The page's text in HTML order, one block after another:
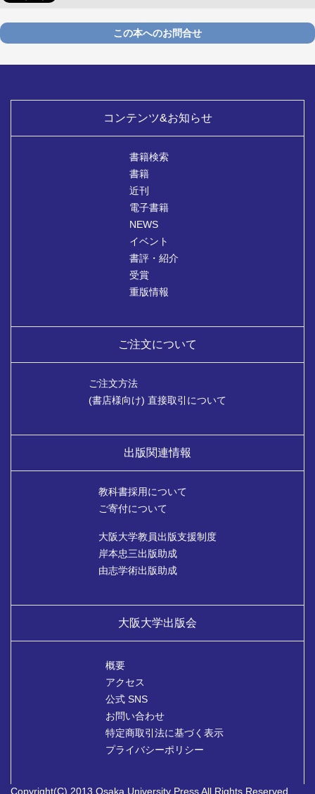
この本へのお問合せ
コンテンツ&お知らせ
書籍検索
書籍
近刊
電子書籍
NEWS
イベント
書評・紹介
受賞
重版情報
ご注文について
ご注文方法
(書店様向け) 直接取引について
出版関連情報
教科書採用について
ご寄付について
大阪大学教員出版支援制度
岸本忠三出版助成
由志学術出版助成
大阪大学出版会
概要
アクセス
公式 SNS
お問い合わせ
特定商取引法に基づく表示
プライバシーポリシー
Copyright(C) 2013 Osaka University Press All Rights Reserved.